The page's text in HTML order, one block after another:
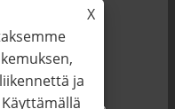
X
ja